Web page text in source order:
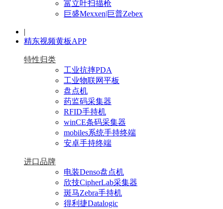
富立叶扫描枪
巨盛Mexxen|巨普Zebex
|
精东视频黄板APP
特性归类
工业抗摔PDA
工业物联网平板
盘点机
药监码采集器
RFID手持机
winCE条码采集器
mobiles系统手持终端
安卓手持终端
进口品牌
电装Denso盘点机
欣技CipherLab采集器
斑马Zebra手持机
得利捷Datalogic